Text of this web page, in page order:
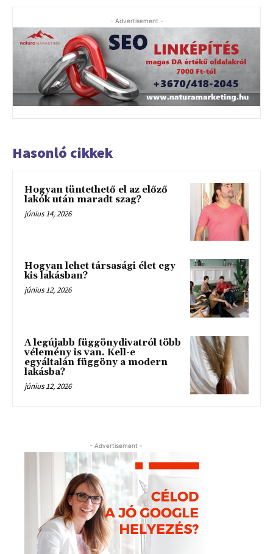
- Advertisement -
Hasonló cikkek
Hogyan tüntethető el az előző
lakók után maradt szag?
június 14, 2026
Hogyan lehet társasági élet egy
kis lakásban?
június 12, 2026
A legújabb függönydivatról több
vélemény is van. Kell-e
egyáltalán függöny a modern
lakásba?
június 12, 2026
- Advertisement -